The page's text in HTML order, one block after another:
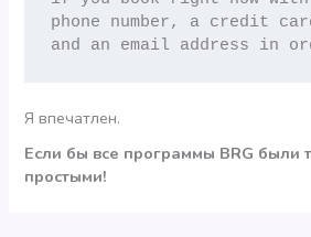
phone number, a credit
and an email address in
Я впечатлен.
Если бы все программы BRG были
простыми!